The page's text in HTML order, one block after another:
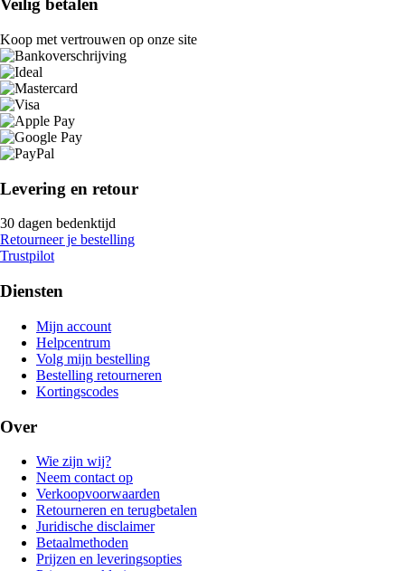
Veilig betalen
Koop met vertrouwen op onze site
Levering en retour
30 dagen bedenktijd
Retourneer je bestelling
Trustpilot
Diensten
Mijn account
Helpcentrum
Volg mijn bestelling
Bestelling retourneren
Kortingscodes
Over
Wie zijn wij?
Neem contact op
Verkoopvoorwaarden
Retourneren en terugbetalen
Juridische disclaimer
Betaalmethoden
Prijzen en leveringsopties